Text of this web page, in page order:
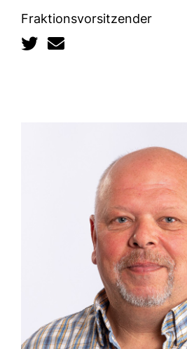
Fraktionsvorsitzender